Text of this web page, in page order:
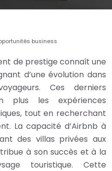
business
de prestige connaît une
d’une évolution dans
Ces derniers
plus les expériences
tout en recherchant
La capacité d’Airbnb à
des villas privées aux
à son succès et à la
touristique. Cette